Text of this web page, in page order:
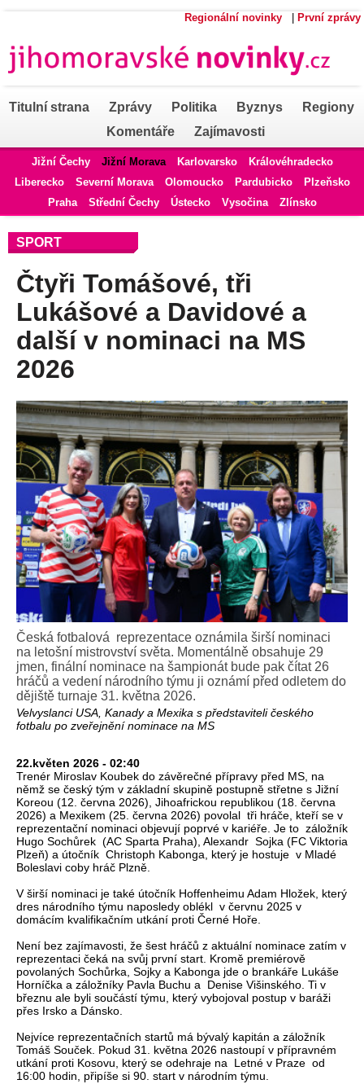
Regionální novinky První zprávy
Titulní strana Zprávy Politika Byznys
Regiony
Komentáře
Zajímavosti
Jižní Čechy Jižní Morava Karlovarsko
Královéhradecko
Liberecko
Severní Morava Olomoucko Pardubicko
Plzeňsko
Praha
Střední Čechy Ústecko Vysočina Zlínsko
SPORT
Čtyři Tomášové, tři
Lukášové a Davidové a
další v nominaci na MS
2026
Česká fotbalová reprezentace oznámila širší nominaci
na letošní mistrovství světa. Momentálně obsahuje 29
jmen, finální nominace na šampionát bude pak čítat 26
hráčů a vedení národního týmu ji oznámí před odletem do
dějiště turnaje 31. května 2026.
Velvyslanci USA, Kanady a Mexika s představiteli českého
fotbalu po zveřejnění nominace na MS
22.květen 2026 - 02:40
Trenér Miroslav Koubek do závěrečné přípravy před MS, na
němž se český tým v základní skupině postupně střetne s Jižní
Koreou (12. června 2026), Jihoafrickou republikou (18. června
2026) a Mexikem (25. června 2026) povolal tři hráče, kteří se v
reprezentační nominaci objevují poprvé v kariéře. Je to záložník
Hugo Sochůrek (AC Sparta Praha), Alexandr Sojka (FC Viktoria
Plzeň) a útočník Christoph Kabonga, který je hostuje v Mladé
Boleslavi coby hráč Plzně.
V širší nominaci je také útočník Hoffenheimu Adam Hložek, který
dres národního týmu naposledy oblékl v červnu 2025 v
domácím kvalifikačním utkání proti Černé Hoře.
Není bez zajímavosti, že šest hráčů z aktuální nominace zatím v
reprezentaci čeká na svůj první start. Kromě premiérově
povolaných Sochůrka, Sojky a Kabonga jde o brankáře Lukáše
Horníčka a záložníky Pavla Buchu a Denise Višinského. Ti v
březnu ale byli součástí týmu, který vybojoval postup v baráži
přes Irsko a Dánsko.
Nejvíce reprezentačních startů má bývalý kapitán a záložník
Tomáš Souček. Pokud 31. května 2026 nastoupí v přípravném
utkání proti Kosovu, který se odehraje na Letné v Praze od
16:00 hodin, připíše si 90. start v národním týmu.